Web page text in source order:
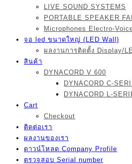
LIVE SOUND SYSTEMS
PORTABLE SPEAKER
Microphones Electro-
จอ led ขนาดใหญ่ (LED Wall)
ผลงานการติดตั้ง Display/
สินค้า
DYNACORD V 600
DYNACORD C-
DYNACORD L-
Cart
Checkout
ติดต่อเรา
ผลงานของเรา
ดาวน์โหลด Company Profile
ตรวจสอบ Serial number